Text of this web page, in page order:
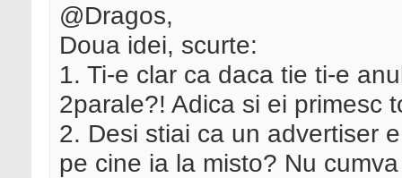
@Dragos,
Doua idei, scurte:
1. Ti-e clar ca daca tie ti-e
2parale?! Adica si ei primesc
2. Desi stiai ca un advertiser
pe cine ia la misto? Nu